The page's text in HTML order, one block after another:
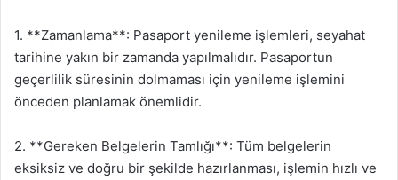
1. **Zamanlama**: Pasaport yenileme işlemleri, seyahat
tarihine yakın bir zamanda yapılmalıdır. Pasaportun
geçerlilik süresinin dolmaması için yenileme işlemini
önceden planlamak önemlidir.
2. **Gereken Belgelerin Tamlığı**: Tüm belgelerin
eksiksiz ve doğru bir şekilde hazırlanması, işlemin hızlı ve